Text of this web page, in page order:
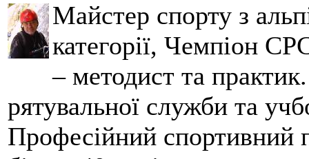
Майстер спорту з
категорії, Чемпіон
– методист та
рятувальної служби та
Професійний спортивний